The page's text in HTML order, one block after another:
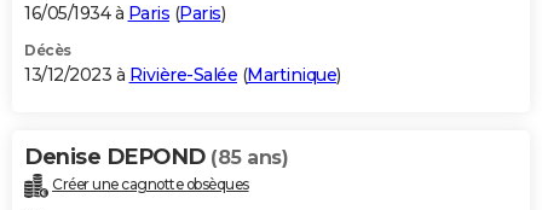
16/05/1934 à Paris (Paris)
Décès
13/12/2023 à Rivière-Salée (Martinique)
Denise DEPOND (85 ans)
Créer une cagnotte obsèques